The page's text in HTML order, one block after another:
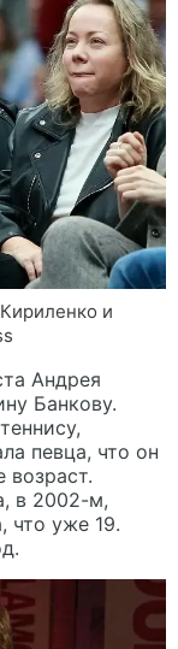
и
Андрея
Банкову.
певца, что он
возраст.
в 2002-м,
что уже 19.